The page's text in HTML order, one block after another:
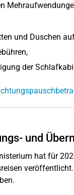
und Duschen
der
und
hat für